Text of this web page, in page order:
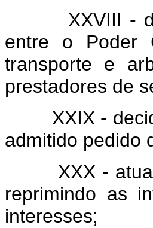
XXVIII -
entre o Poder
transporte e
prestadores de
XXIX -
admitido pedido
XXX - atuar
reprimindo as
interesses;